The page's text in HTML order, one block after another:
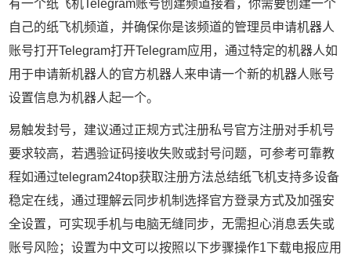
有一个纸飞机Telegram账号创建频道接着，你需要创建一个
自己的纸飞机频道，并确保你是该频道的管理员申请机器人
账号打开Telegram打开Telegram应用，通过特定的机器人如
用于申请新机器人的官方机器人来申请一个新的机器人账号
设置信息为机器人起一个。
易触发封号，建议通过正规方式注册私号官方注册对手机号
要求较高，若遇验证码接收失败或封号问题，可参考可靠教
程如通过telegram24top获取注册方法总结纸飞机支持多设备
稳定在线，通过理解云同步机制选择官方登录方式及加强安
全设置，可实现手机与电脑无缝同步，无需担心消息丢失或
账号风险；设置为中文可以按照以下步骤操作1下载电报应用